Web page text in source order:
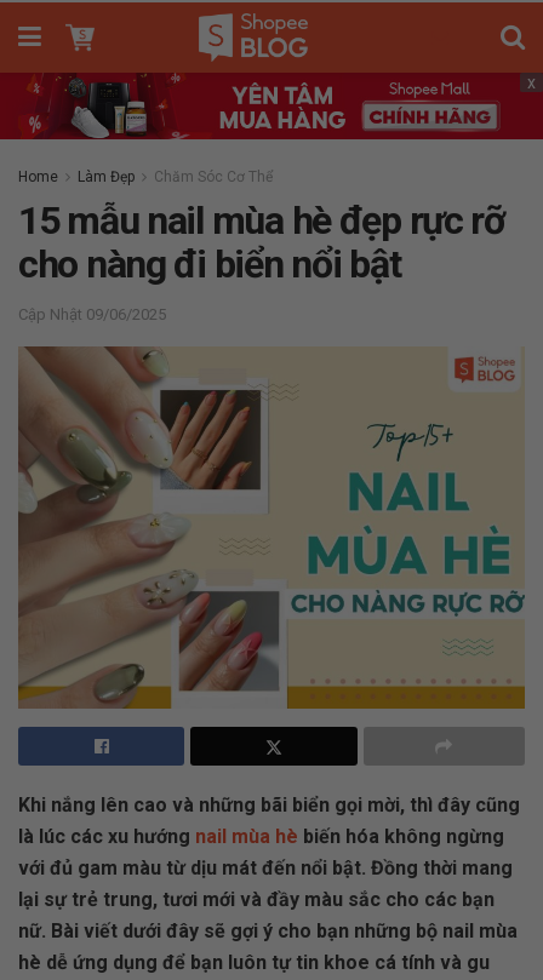
x
Home Làm Đẹp Chăm Sóc Cơ Thể
15 mẫu nail mùa hè đẹp rực rỡ
cho nàng đi biển nổi bật
09/06/2025
Khi nắng lên cao và những bãi biển gọi mời, thì đây cũng
là lúc các xu hướng nail mùa hè biến hóa không ngừng
với đủ gam màu từ dịu mát đến nổi bật. Đồng thời mang
lại sự trẻ trung, tươi mới và đầy màu sắc cho các bạn
nữ. Bài viết dưới đây sẽ gợi ý cho bạn những bộ nail mùa
hè dễ ứng dụng để bạn luôn tự tin khoe cá tính và gu